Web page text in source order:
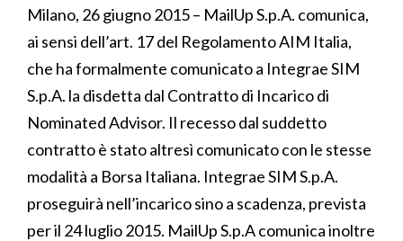
Milano, 26 giugno 2015 – MailUp S.p.A. comunica,
ai sensi dell’art. 17 del Regolamento AIM Italia,
che ha formalmente comunicato a Integrae SIM
S.p.A. la disdetta dal Contratto di Incarico di
Nominated Advisor. Il recesso dal suddetto
contratto è stato altresì comunicato con le stesse
modalità a Borsa Italiana. Integrae SIM S.p.A.
proseguirà nell’incarico sino a scadenza, prevista
per il 24 luglio 2015. MailUp S.p.A comunica inoltre